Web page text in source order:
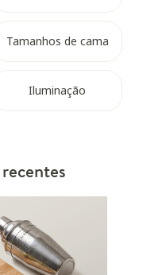
Tamanhos de cama
Iluminação